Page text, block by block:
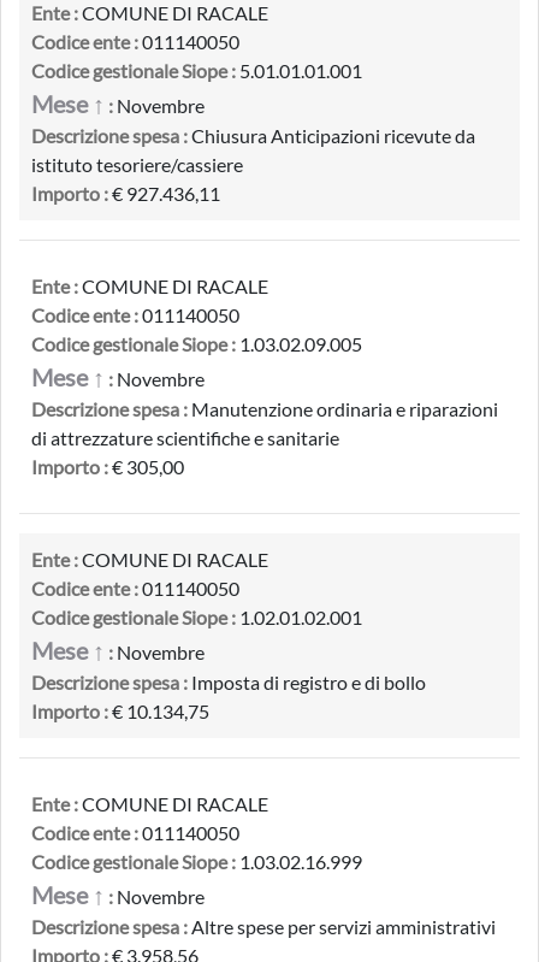
Ente :COMUNE DI RACALE
Codice ente :011140050
Codice gestionale Siope : 5.01.01.01.001
Mese ↑ : Novembre
Descrizione spesa :Chiusura Anticipazioni ricevute da
istituto tesoriere/cassiere
Importo :€ 927.436,11
Ente :COMUNE DI RACALE
Codice ente :011140050
Codice gestionale Siope : 1.03.02.09.005
Mese ↑ : Novembre
Descrizione spesa : Manutenzione ordinaria e riparazioni
di attrezzature scientifiche e sanitarie
Importo :€ 305,00
Ente :COMUNE DI RACALE
Codice ente :011140050
Codice gestionale Siope : 1.02.01.02.001
Mese ↑ : Novembre
Descrizione spesa : Imposta di registro e di bollo
Importo :€ 10.134,75
Ente :COMUNE DI RACALE
Codice ente :011140050
Codice gestionale Siope : 1.03.02.16.999
Mese ↑ : Novembre
Descrizione spesa :Altre spese per servizi amministrativi
Importo :€ 3.958,56